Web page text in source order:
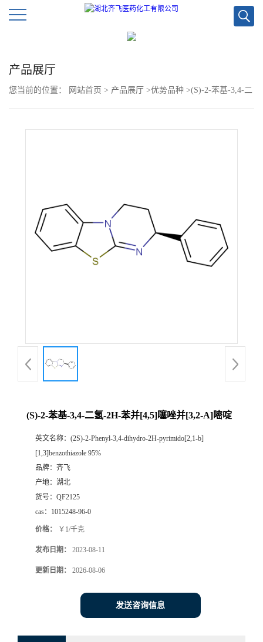
司
页
态
联
产品展厅
您当前的位置： 网站首页 > 产品展厅 >优势品种 >(S)-2-苯基-3,4-二
(S)-2-苯基-3,4-二氢-2H-苯并[4,5]噻唑并[3,2-A]嘧啶
英文名称： (2S)-2-Phenyl-3,4-dihydro-2H-pyrimido[2,1-b]
[1,3]benzothiazole 95%
品牌： 齐飞
产地： 湖北
货号： QF2125
cas： 1015248-96-0
价格： ￥1/千克
发布日期： 2023-08-11
更新日期： 2026-08-06
发送咨询信息